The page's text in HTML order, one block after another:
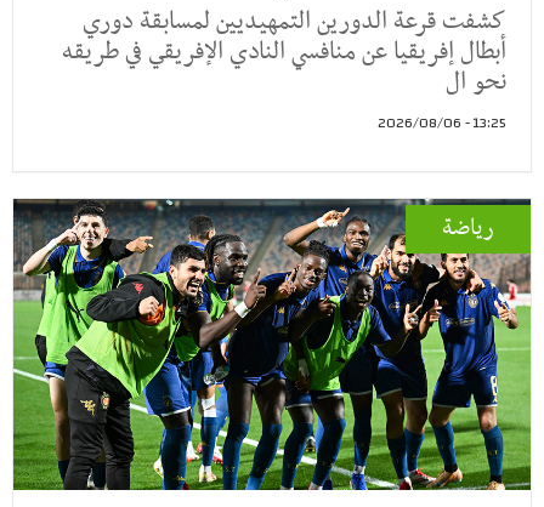
كشفت قرعة الدورين التمهيديين لمسابقة دوري
أبطال إفريقيا عن منافسي النادي الإفريقي في طريقه
نحو ال
13:25 - 2026/08/06
رياضة